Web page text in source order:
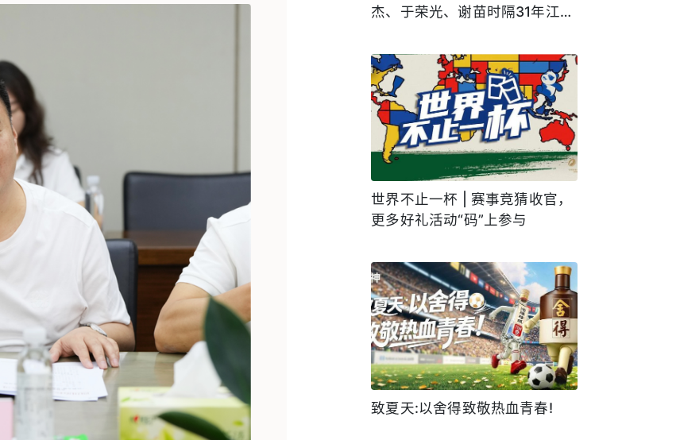
杰、于荣光、谢苗时隔31年江湖
待
世界不止一杯 | 赛事竞猜收官，
更多好礼活动“码”上参与
致夏天:以舍得致敬热血青春!